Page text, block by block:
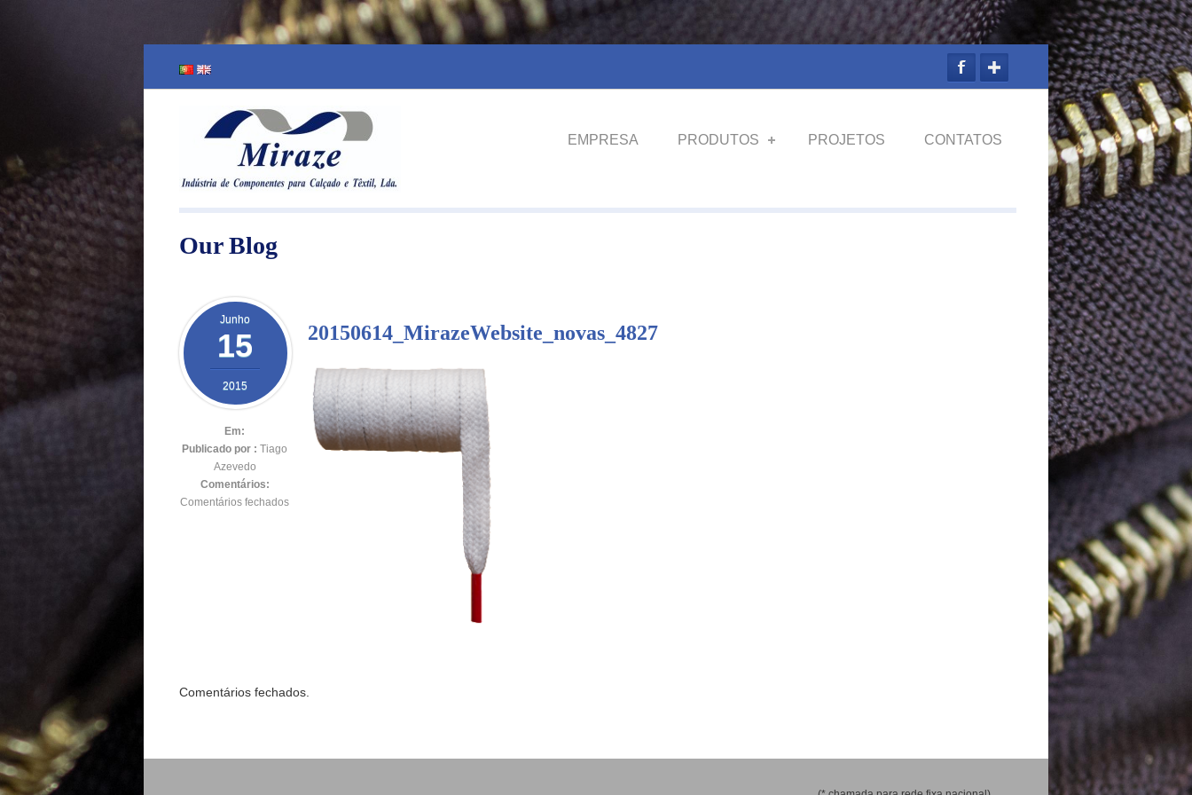
EMPRESA PRODUTOS PROJETOS CONTATOS
Our Blog
Junho
15
2015
Em:
Publicado por : Tiago
Azevedo
Comentários:
Comentários fechados
20150614_MirazeWebsite_novas_4827
Comentários fechados.